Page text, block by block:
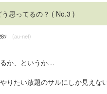
思ってるの？ ( No.3 )
ﾂ (au-net)
か、というか…
りたい放題のサルにしか見えな